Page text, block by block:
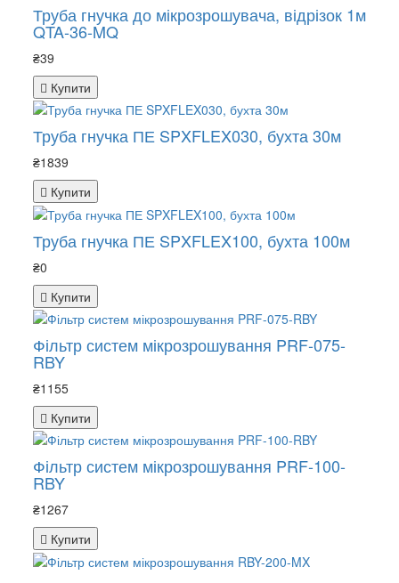
Труба гнучка до мікрозрошувача, відрізок 1м
QTA-36-MQ
₴39
Купити
Труба гнучка ПЕ SPXFLEX030, бухта 30м
₴1839
Купити
Труба гнучка ПЕ SPXFLEX100, бухта 100м
₴0
Купити
Фільтр систем мікрозрошування PRF-075-
RBY
₴1155
Купити
Фільтр систем мікрозрошування PRF-100-
RBY
₴1267
Купити